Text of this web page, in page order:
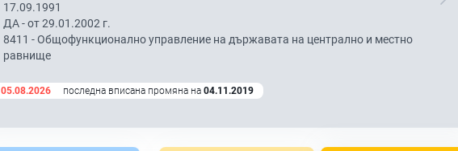
17.09.1991
ДА - от 29.01.2002 г.
8411 -Общофункционално управление на държавата на централно и местно
равнище
05.08.2026 последна вписана промяна на 04.11.2019